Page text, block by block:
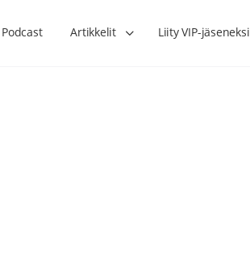
Podcast Artikkelit Liity VIP-jäseneksi